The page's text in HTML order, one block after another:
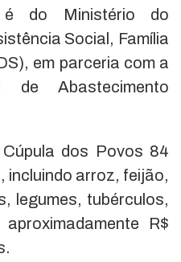
é do Ministério do
Social, Família
em parceria com a
de Abastecimento
dos Povos 84
incluindo arroz, feijão,
legumes, tubérculos,
R$